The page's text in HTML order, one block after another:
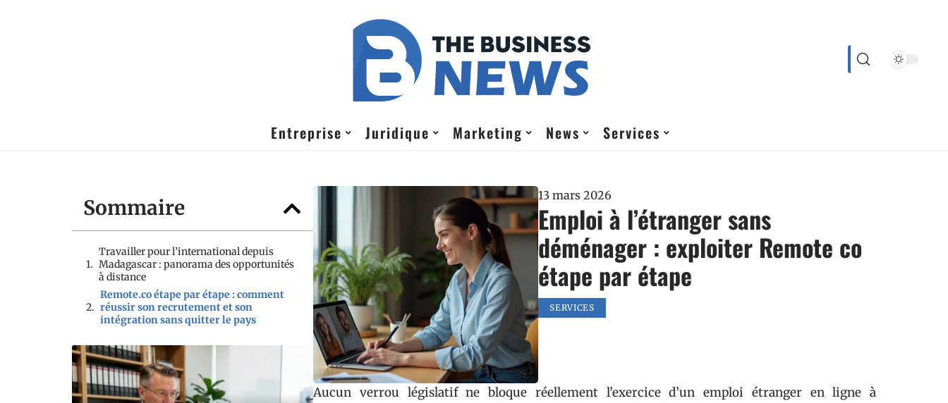
Entreprise Juridique Marketing News Services
Sommaire
Travailler pour l’international depuis
Madagascar : panorama des opportunités
à distance
Remote.co étape par étape : comment
réussir son recrutement et son
intégration sans quitter le pays
13 mars 2026
Emploi à l’étranger sans
déménager : exploiter Remote co
étape par étape
SERVICES
Aucun verrou législatif ne bloque réellement l’exercice d’un emploi étranger en ligne à